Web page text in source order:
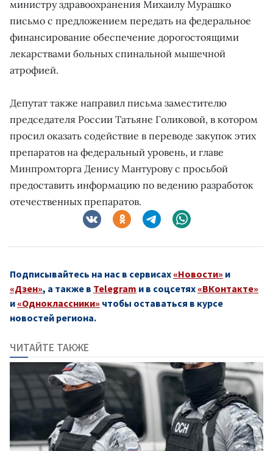
министру здравоохранения Михаилу Мурашко
письмо с предложением передать на федеральное
финансирование обеспечение дорогостоящими
лекарствами больных спинальной мышечной
атрофией.
Депутат также направил письма заместителю
председателя России Татьяне Голиковой, в котором
просил оказать содействие в переводе закупок этих
препаратов на федеральный уровень, и главе
Минпромторга Денису Мантурову с просьбой
предоставить информацию по ведению разработок
отечественных препаратов.
Подписывайтесь на нас в сервисах «Новости» и
«Дзен», а также в Telegram и в соцсетях «ВКонтакте»
и «Одноклассники» чтобы оставаться в курсе
новостей региона.
ЧИТАЙТЕ ТАКЖЕ